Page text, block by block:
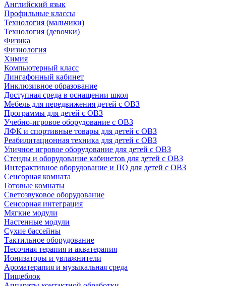
Английский язык
Профильные классы
Технология (мальчики)
Технология (девочки)
Физика
Физиология
Химия
Компьютерный класс
Лингафонный кабинет
Инклюзивное образование
Доступная среда в оснащении школ
Мебель для передвижения детей с ОВЗ
Программы для детей с ОВЗ
Учебно-игровое оборудование с ОВЗ
ЛФК и спортивные товары для детей с ОВЗ
Реабилитационная техника для детей с ОВЗ
Уличное игровое оборудование для детей с ОВЗ
Стенды и оборудование кабинетов для детей с ОВЗ
Интерактивное оборудование и ПО для детей с ОВЗ
Сенсорная комната
Готовые комнаты
Светозвуковое оборудование
Сенсорная интеграция
Мягкие модули
Настенные модули
Сухие бассейны
Тактильное оборудование
Песочная терапия и акватерапия
Ионизаторы и увлажнители
Ароматерапия и музыкальная среда
Пищеблок